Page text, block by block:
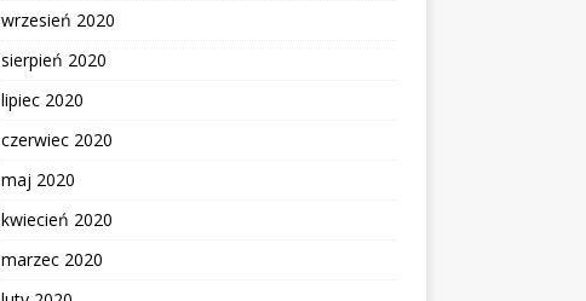
wrzesień 2020
sierpień 2020
lipiec 2020
czerwiec 2020
maj 2020
kwiecień 2020
marzec 2020